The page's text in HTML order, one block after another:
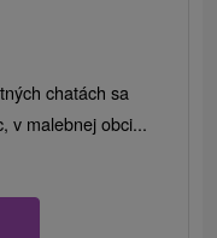
chatách sa
v malebnej obci...